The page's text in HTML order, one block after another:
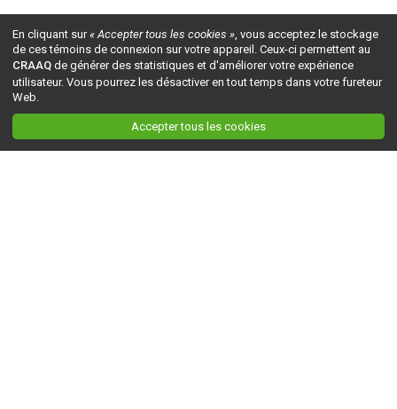
En cliquant sur« Accepter tous les cookies », vous acceptez le stockage
de ces témoins de connexion sur votre appareil. Ceux-ci permettent au
CRAAQ de générer des statistiques et d'améliorer votre expérience
utilisateur. Vous pourrez les désactiver en tout temps dans votre fureteur
Web.
Accepter tous les cookies